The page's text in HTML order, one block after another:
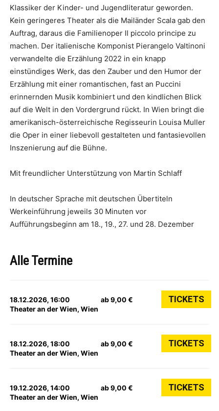
Klassiker der Kinder- und Jugendliteratur geworden.
Kein geringeres Theater als die Mailänder Scala gab den
Auftrag, daraus die Familienoper Il piccolo principe zu
machen. Der italienische Komponist Pierangelo Valtinoni
verwandelte die Erzählung 2022 in ein knapp
einstündiges Werk, das den Zauber und den Humor der
Erzählung mit einer romantischen, fast an Puccini
erinnernden Musik kombiniert und den kindlichen Blick
auf die Welt in den Vordergrund rückt. In Wien bringt die
amerikanisch-österreichische Regisseurin Louisa Muller
die Oper in einer liebevoll gestalteten und fantasievollen
Inszenierung auf die Bühne.
Mit freundlicher Unterstützung von Martin Schlaff
In deutscher Sprache mit deutschen Übertiteln
Werkeinführung jeweils 30 Minuten vor
Aufführungsbeginn am 18., 19., 27. und 28. Dezember
Alle Termine
18.12.2026, 16:00
Theater an der Wien, Wien
ab 9,00 € TICKETS
18.12.2026, 18:00
Theater an der Wien, Wien
ab 9,00 € TICKETS
19.12.2026, 14:00
Theater an der Wien, Wien
ab 9,00 € TICKETS